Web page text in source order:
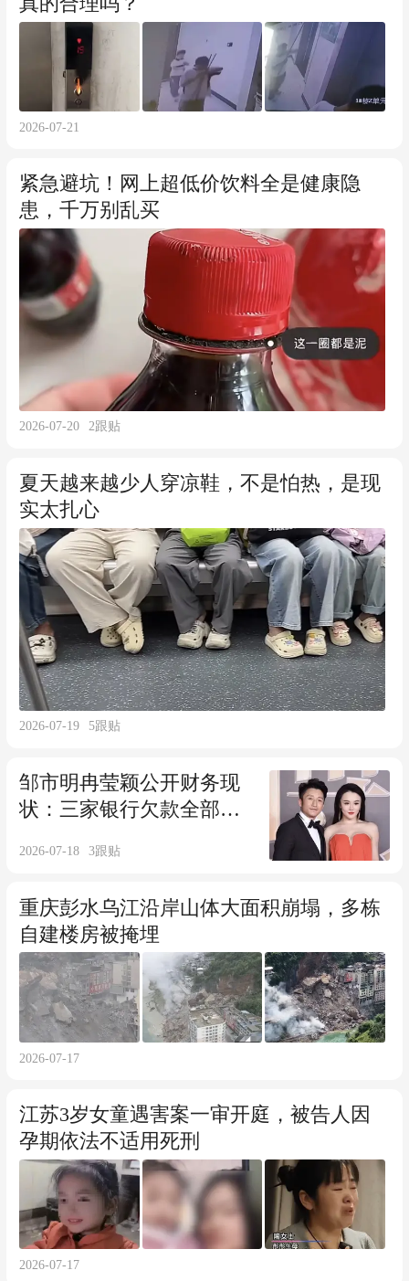
2026-07-21
紧急避坑！网上超低价饮料全是健康隐
患，千万别乱买
2026-07-20 2跟贴
夏天越来越少人穿凉鞋，不是怕热，是现
实太扎心
2026-07-19 5跟贴
邹市明冉莹颖公开财务现
状：三家银行欠款全部还
2026-07-18 3跟贴
重庆彭水乌江沿岸山体大面积崩塌，多栋
自建楼房被掩埋
2026-07-17
江苏3岁女童遇害案一审开庭，被告人因
孕期依法不适用死刑
2026-07-17